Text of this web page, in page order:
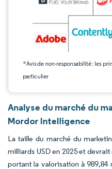
*Avis de non-responsabilité : les
particulier
Analyse du marché du
Mordor Intelligence
La taille du marché du
milliards USD en 2025 et
portant la valorisation à 989,84